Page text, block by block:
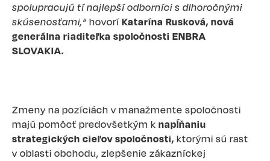
spolupracujú tí najlepší odborníci s dlhoročnými
skúsenosťami,“ hovorí Katarína Rusková, nová
generálna riaditeľka spoločnosti ENBRA
SLOVAKIA.
Zmeny na pozíciách v manažmente spoločnosti
majú pomôcť predovšetkým k napĺňaniu
strategických cieľov spoločnosti, ktorými sú rast
v oblasti obchodu, zlepšenie zákazníckej